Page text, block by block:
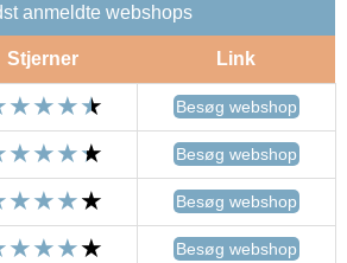
anmeldte webshops
Stjerner Link
Besøg webshop
Besøg webshop
Besøg webshop
Besøg webshop